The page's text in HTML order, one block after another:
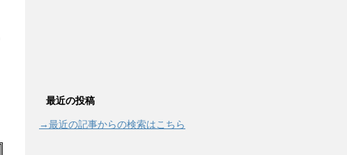
最近の投稿
→最近の記事からの検索はこちら